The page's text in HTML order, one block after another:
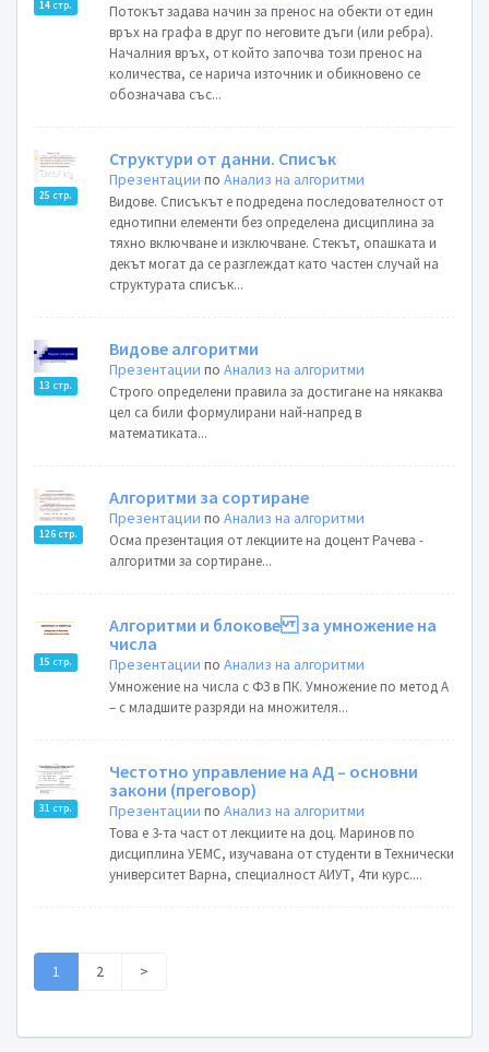
14 стр.
Потокът задава начин за пренос на обекти от един
връх на графа в друг по неговите дъги (или ребра).
Началния връх, от който започва този пренос на
количества, се нарича източник и обикновено се
обозначава със...
25 стр.
Структури от данни. Списък
Презентации поАнализ на алгоритми
Видове. Списъкът е подредена последователност от
еднотипни елементи без определена дисциплина за
тяхно включване и изключване. Стекът, опашката и
декът могат да се разглеждат като частен случай на
структурата списък...
13 стр.
Видове алгоритми
Презентации поАнализ на алгоритми
Строго определени правила за достигане на някаква
цел са били формулирани най-напред в
математиката...
126 стр.
Алгоритми за сортиране
Презентации поАнализ на алгоритми
Осма презентация от лекциите на доцент Рачева -
алгоритми за сортиране...
15 стр.
Алгоритми и блокове за умножение на
числа
Презентации поАнализ на алгоритми
Умножение на числа с ФЗ в ПК. Умножение по метод А
– с младшите разряди на множителя...
31 стр.
Честотно управление на АД – основни
закони (преговор)
Презентации поАнализ на алгоритми
Това е 3-та част от лекциите на доц. Маринов по
дисциплина УЕМС, изучавана от студенти в Технически
университет Варна, специалност АИУТ, 4ти курс....
1 2 >